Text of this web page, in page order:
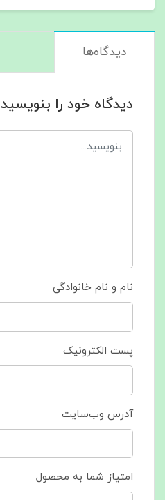
دیدگاه‌ها
دیدگاه خود را بنویسید
نام و نام خانوادگی
پست الکترونیک
آدرس وب‌سایت
امتیاز شما به محصول